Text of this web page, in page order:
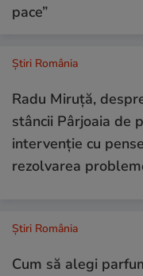
pace”
Știri România
Radu Miruță,
stâncii Pârjoaia de
intervenție cu
rezolvarea
Știri România
Cum să alegi